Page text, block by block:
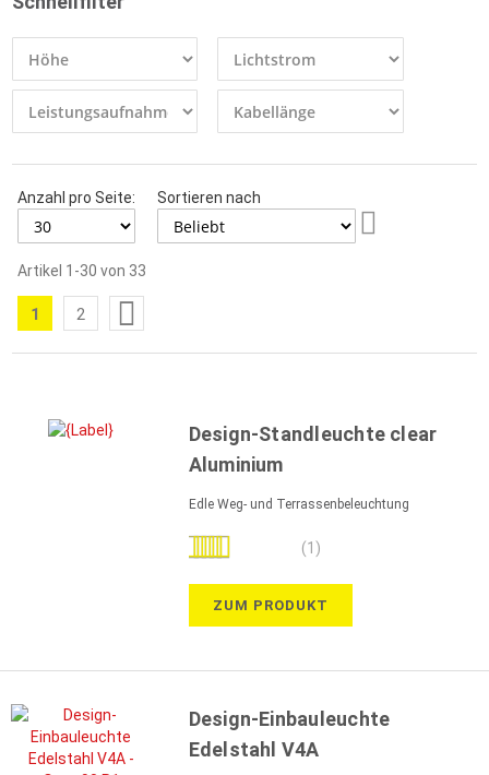
Anzahl pro Seite:
Sortieren nach
Artikel 1 -30 von 33
Sie
1 Seite
2
Design-Standleuchte clear
Aluminium
Edle Weg- und Terrassenbeleuchtung
Bewertung: (1)
ZUM PRODUKT
Design-Einbauleuchte
Edelstahl V4A